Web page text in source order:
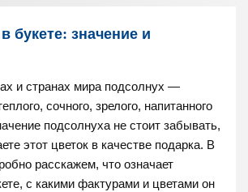
букете: значение и
и странах мира подсолнух —
сочного, зрелого, напитанного
подсолнуха не стоит забывать,
этот цветок в качестве подарка. В
расскажем, что означает
с какими фактурами и цветами он